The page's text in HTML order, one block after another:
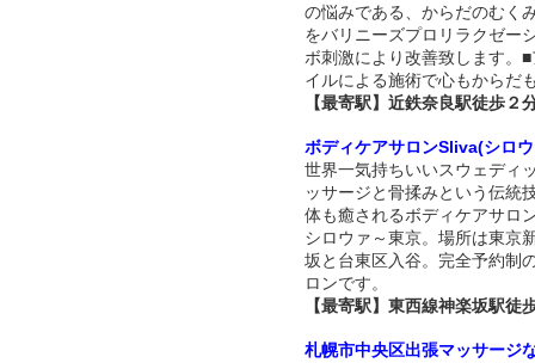
の悩みである、からだのむく
をバリニーズプロリラクゼー
ボ刺激により改善致します。
イルによる施術で心もからだ
【最寄駅】近鉄奈良駅徒歩２
ボディケアサロンSliva(シロ
世界一気持ちいいスウェディ
ッサージと骨揉みという伝統
体も癒されるボディケアサロ
シロウァ～東京。場所は東京
坂と台東区入谷。完全予約制
ロンです。
【最寄駅】東西線神楽坂駅徒
札幌市中央区出張マッサージ